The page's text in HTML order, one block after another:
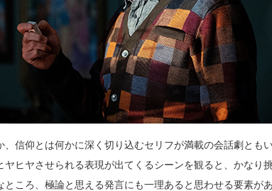
、信仰とは何かに深く切り込むセリフが満載の会話劇とも
ヤヒヤさせられる表現が出てくるシーンを観ると、かなり
ところ、極論と思える発言にも一理あると思わせる要素が